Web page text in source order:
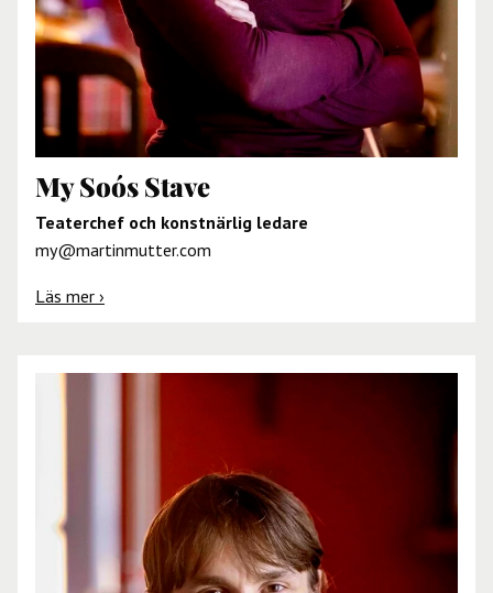
My Soós Stave
Teaterchef och konstnärlig ledare
my@martinmutter.com
Läs mer ›